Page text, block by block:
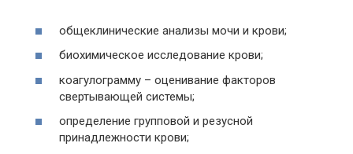
общеклинические анализы мочи и крови;
биохимическое исследование крови;
коагулограмму – оценивание факторов
свертывающей системы;
определение групповой и резусной
принадлежности крови;